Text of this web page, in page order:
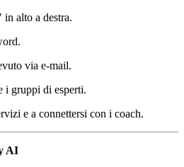
alto a destra.
via e-mail.
i gruppi di esperti.
e a connettersi con i coach.
AI